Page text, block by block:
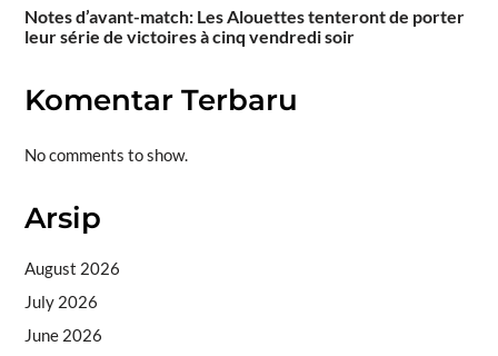
Notes d’avant-match: Les Alouettes tenteront de porter
leur série de victoires à cinq vendredi soir
Komentar Terbaru
No comments to show.
Arsip
August 2026
July 2026
June 2026